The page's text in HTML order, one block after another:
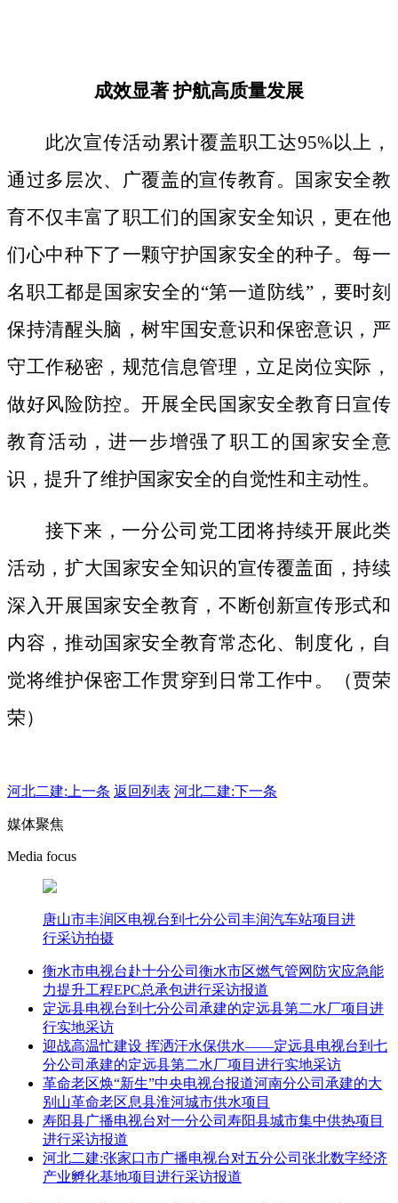
成效显著护航高质量发展
此次宣传活动累计覆盖职工达95%以上，
通过多层次、广覆盖的宣传教育。国家安全教
育不仅丰富了职工们的国家安全知识，更在他
们心中种下了一颗守护国家安全的种子。每一
名职工都是国家安全的“第一道防线”，要时刻
保持清醒头脑，树牢国安意识和保密意识，严
守工作秘密，规范信息管理，立足岗位实际，
做好风险防控。开展全民国家安全教育日宣传
教育活动，进一步增强了职工的国家安全意
识，提升了维护国家安全的自觉性和主动性。
接下来，一分公司党工团将持续开展此类
活动，扩大国家安全知识的宣传覆盖面，持续
深入开展国家安全教育，不断创新宣传形式和
内容，推动国家安全教育常态化、制度化，自
觉将维护保密工作贯穿到日常工作中。（贾荣
荣）
河北二建: 上一条 返回列表 河北二建:下一条
媒体聚焦
Media focus
唐山市丰润区电视台到七分公司丰润汽车站项目进
行采访拍摄
衡水市电视台赴十分公司衡水市区燃气管网防灾应急能
力提升工程EPC总承包进行采访报道
定远县电视台到七分公司承建的定远县第二水厂项目进
行实地采访
迎战高温忙建设 挥洒汗水保供水——定远县电视台到七
分公司承建的定远县第二水厂项目进行实地采访
革命老区焕“新生”中央电视台报道河南分公司承建的大
别山革命老区息县淮河城市供水项目
寿阳县广播电视台对一分公司寿阳县城市集中供热项目
进行采访报道
河北二建:张家口市广播电视台对五分公司张北数字经济
产业孵化基地项目进行采访报道